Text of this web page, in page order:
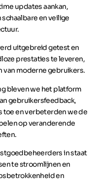
updates aankan,
en veilige
uitgebreid getest en
prestaties te leveren,
van moderne gebruikers.
bleven we het platform
gebruikersfeedback,
toe en verbeterden we de
op veranderende
in staat
te stroomlijnen en
en